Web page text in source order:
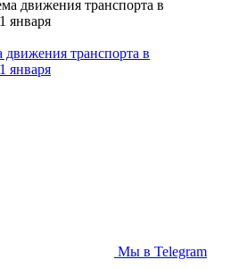
транспорта в
января
Мы в Telegram